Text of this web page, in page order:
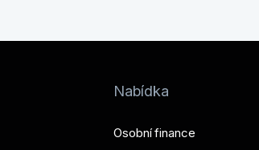
Nabídka
Osobní finance